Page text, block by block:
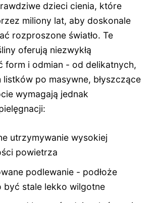
dzieci cienia, które
miliony lat, aby doskonale
rozproszone światło. Te
oferują niezwykłą
form i odmian - od delikatnych,
po masywne, błyszczące
wymagają jednak
utrzymywanie wysokiej
powietrza
podlewanie - podłoże
być stale lekko wilgotne